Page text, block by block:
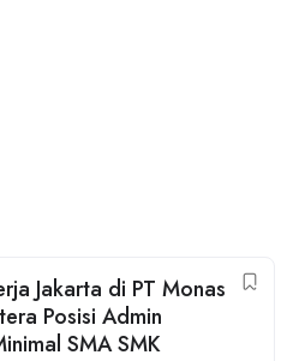
Jakarta di PT Monas
Posisi Admin
SMA SMK